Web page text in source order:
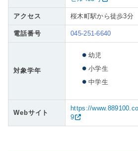
アクセス 桜木町駅から徒歩3分
電話番号 045-251-6640
対象学年
幼児
小学生
中学生
Webサイト
https://
9